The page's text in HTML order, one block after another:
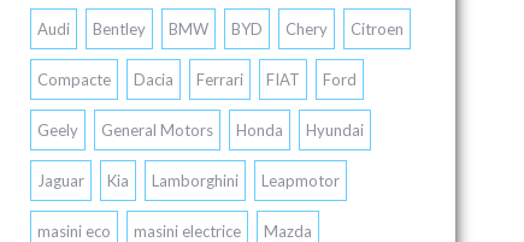
Audi Bentley BMW BYD Chery Citroen
Compacte Dacia Ferrari FIAT Ford
Geely General Motors Honda Hyundai
Jaguar Kia Lamborghini Leapmotor
masini eco masini electrice Mazda